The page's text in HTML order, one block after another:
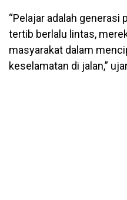
“Pelajar adalah generasi
tertib berlalu lintas,
masyarakat dalam
keselamatan di jalan,”